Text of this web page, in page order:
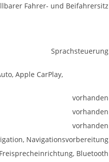
Fahrer- und Beifahrersitz
Sprachsteuerung
Apple CarPlay,
vorhanden
vorhanden
vorhanden
Navigationsvorbereitung
Freisprecheinrichtung, Bluetooth